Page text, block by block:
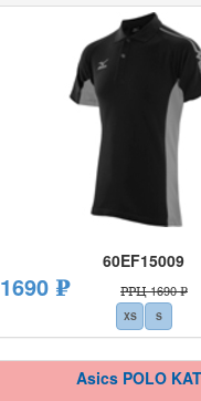
60EF15009
1690 ₽ РРЦ 1690 ₽
XS S
Asics POLO